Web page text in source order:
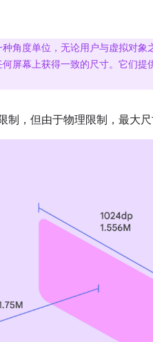
角度单位，无论用户与虚拟对象
屏幕上获得一致的尺寸。它们
，但由于物理限制，最大